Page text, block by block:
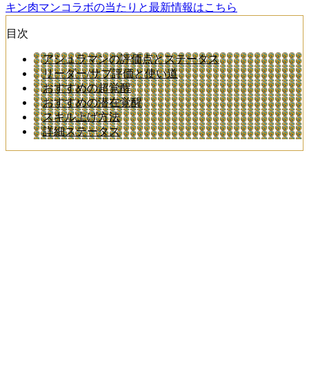
キン肉マンコラボの当たりと最新情報はこちら
目次
アシュラマンの評価点とステータス
リーダー/サブ評価と使い道
おすすめの超覚醒
おすすめの潜在覚醒
スキル上げ方法
詳細ステータス